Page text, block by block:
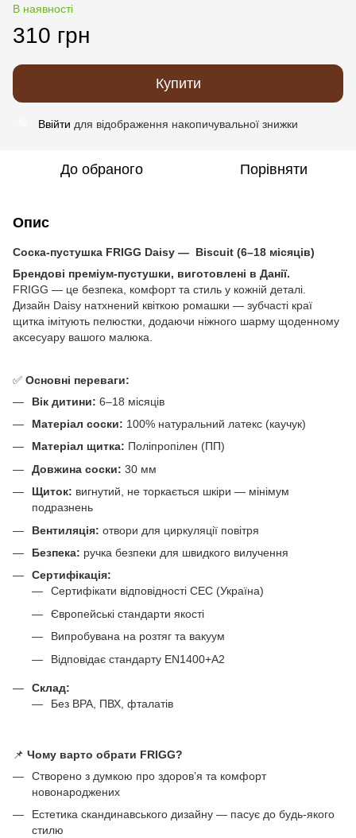
В наявності
310 грн
Купити
Ввійти для відображення накопичувальної знижки
До обраного Порівняти
Опис
Соска-пустушка FRIGG Daisy — Biscuit (6–18 місяців)
Брендові преміум-пустушки, виготовлені в Данії.
FRIGG — це безпека, комфорт та стиль у кожній деталі.
Дизайн Daisy натхнений квіткою ромашки — зубчасті краї
щитка імітують пелюстки, додаючи ніжного шарму щоденному
аксесуару вашого малюка.
✅ Основні переваги:
Вік дитини: 6–18 місяців
Матеріал соски: 100% натуральний латекс (каучук)
Матеріал щитка: Поліпропілен (ПП)
Довжина соски: 30 мм
Щиток: вигнутий, не торкається шкіри — мінімум
подразнень
Вентиляція: отвори для циркуляції повітря
Безпека: ручка безпеки для швидкого вилучення
Сертифікація:
Сертифікати відповідності СЕС (Україна)
Європейські стандарти якості
Випробувана на розтяг та вакуум
Відповідає стандарту EN1400+A2
Склад:
Без BPA, ПВХ, фталатів
📌 Чому варто обрати FRIGG?
Створено з думкою про здоров’я та комфорт
новонароджених
Естетика скандинавського дизайну — пасує до будь-якого
стилю